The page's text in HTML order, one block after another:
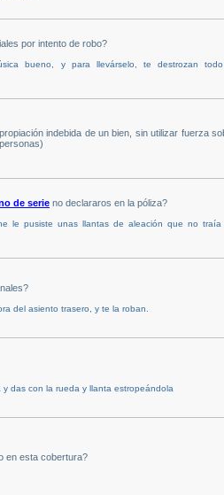
por intento de robo?
bueno, y para llevárselo, te destrozan
indebida de un bien, sin utilizar fuerza
de serie no declararos en la póliza?
le pusiste unas llantas de aleación que no traía
del asiento trasero, y te la roban.
das con la rueda y llanta estropeándola
en esta cobertura?